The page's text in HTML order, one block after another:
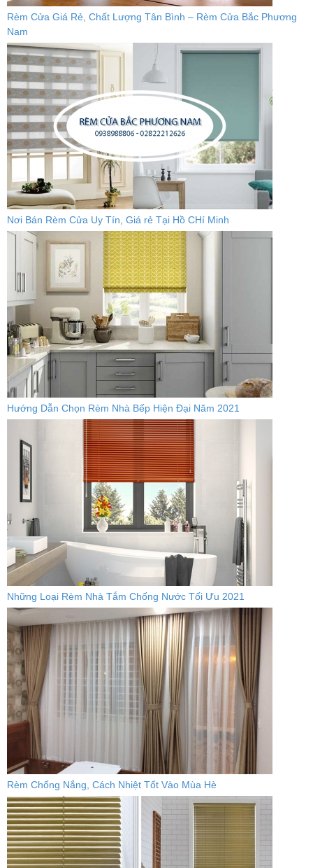
Rèm Cửa Giá Rẻ, Chất Lượng Tân Bình – Rèm Cửa Bắc Phương
Nam
Nơi Bán Rèm Cửa Uy Tín, Giá rẻ Tại Hồ CHí Minh
Hướng Dẫn Chọn Rèm Nhà Bếp Hiện Đại Năm 2021
Những Loại Rèm Nhà Tắm Chống Nước Tối Ưu 2021
Rèm Chống Nắng, Cách Nhiệt Tốt Vào Mùa Hè